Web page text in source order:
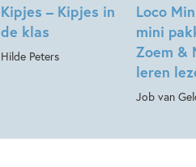
Kipjes – Kipjes in
de klas
Hilde Peters
Loco
mini
Zoem &
leren
Job van